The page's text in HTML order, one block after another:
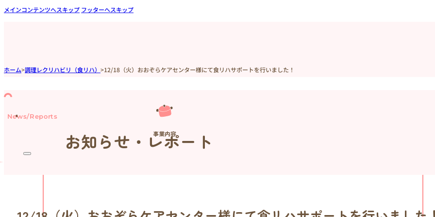
メインコンテンツへスキップ フッターへスキップ
事業内容
ホーム>調理レクリハビリ（食リハ） >12/18（火）おおぞらケアセンター様にて食リハサポートを行いました！
News/Reports
お知らせ・レポート